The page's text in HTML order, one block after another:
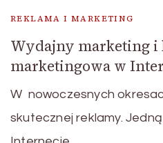
REKLAMA I MARKETING
Wydajny marketing i
marketingowa w
W nowoczesnych
skutecznej reklamy.